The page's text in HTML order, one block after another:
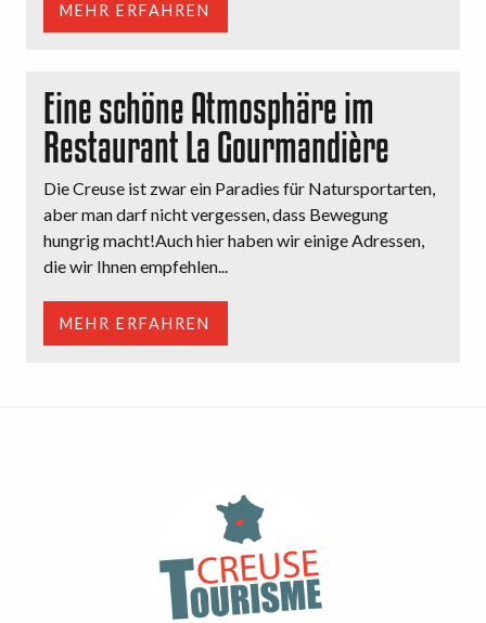
MEHR ERFAHREN
Eine schöne Atmosphäre im
Restaurant La Gourmandière
Die Creuse ist zwar ein Paradies für Natursportarten,
aber man darf nicht vergessen, dass Bewegung
hungrig macht!Auch hier haben wir einige Adressen,
die wir Ihnen empfehlen...
MEHR ERFAHREN